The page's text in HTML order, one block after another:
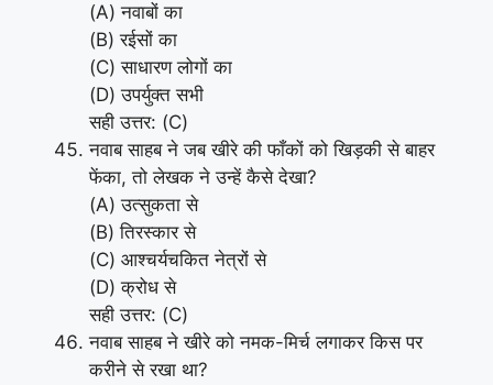
(A) नवाबों का
(B) रईसों का
(C) साधारण लोगों का
(D) उपर्युक्त सभी
सही उत्तर: (C)
नवाब साहब ने जब खीरे की फाँकों को खिड़की से बाहर
फेंका, तो लेखक ने उन्हें कैसे देखा?
(A) उत्सुकता से
(B) तिरस्कार से
(C) आश्चर्यचकित नेत्रों से
(D) क्रोध से
सही उत्तर: (C)
नवाब साहब ने खीरे को नमक-मिर्च लगाकर किस पर
करीने से रखा था?